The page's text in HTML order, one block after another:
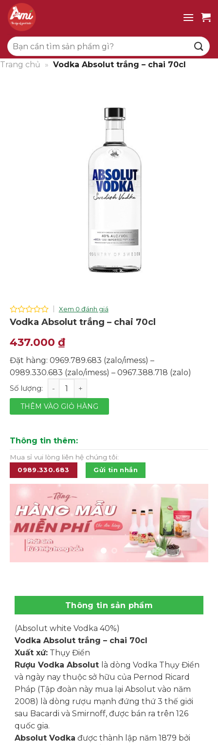
qua
dung
Tìm
kiếm:
Trang chủ » Vodka Absolut trắng – chai 70cl
0
5
Xem 0 đánh giá
Vodka Absolut trắng – chai 70cl
437.000 ₫
Đặt hàng: 0969.789.683 (zalo/imess) –
0989.330.683 (zalo/imess) – 0967.388.718 (zalo)
Vodka Absolut trắng - chai 70cl số lượng
THÊM VÀO GIỎ HÀNG
Thông tin thêm:
Mua sỉ vui lòng liên hệ chúng tôi:
0989.330.683 Gửi tin nhắn
Thông tin sản phẩm
(Absolut white Vodka 40%)
Vodka Absolut trắng – chai 70cl
Xuất xứ:Thụy Điển
Rượu Vodka Absolut là dòng Vodka Thụy Điển
và ngày nay thuộc sở hữu của Pernod Ricard
Pháp (Tập đoàn này mua lại Absolut vào năm
2008) là dòng rượu mạnh đứng thứ 3 thế giới
sau Bacardi và Smirnoff, được bán ra trên 126
quốc gia.
Absolut Vodka được thành lập năm 1879 bởi